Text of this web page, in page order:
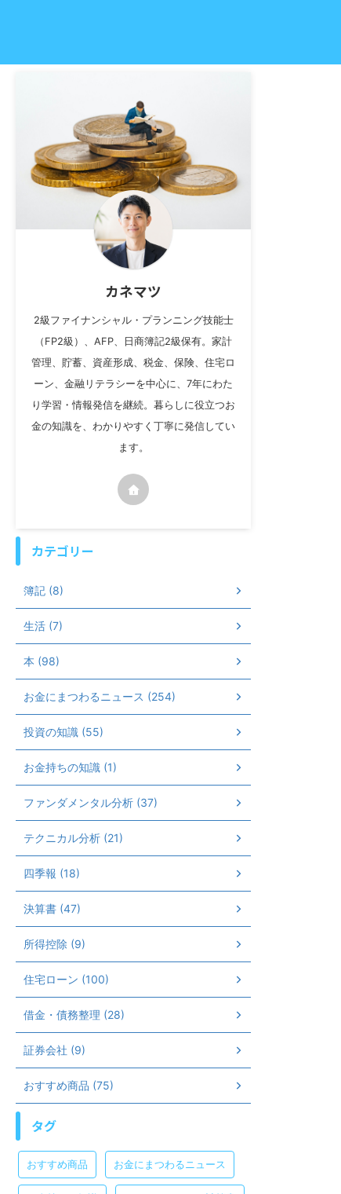
カネマツ
2級ファイナンシャル・プランニング技能士
（FP2級）、AFP、日商簿記2級保有。家計
管理、貯蓄、資産形成、税金、保険、住宅ロ
ーン、金融リテラシーを中心に、7年にわた
り学習・情報発信を継続。暮らしに役立つお
金の知識を、わかりやすく丁寧に発信してい
ます。
カテゴリー
簿記 (8)
生活 (7)
本 (98)
お金にまつわるニュース (254)
投資の知識 (55)
お金持ちの知識 (1)
ファンダメンタル分析 (37)
テクニカル分析 (21)
四季報 (18)
決算書 (47)
所得控除 (9)
住宅ローン (100)
借金・債務整理 (28)
証券会社 (9)
おすすめ商品 (75)
タグ
おすすめ商品 お金にまつわるニュース